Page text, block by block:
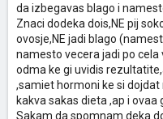
da izbegavas blago i
Znaci dodeka dois,NE pij
ovosje,NE jadi blago
namesto vecera jadi po cela
odma ke gi uvidis
,samiet hormoni ke si
kakva sakas dieta ,ap i ovaa
Sakam da spomnam deka